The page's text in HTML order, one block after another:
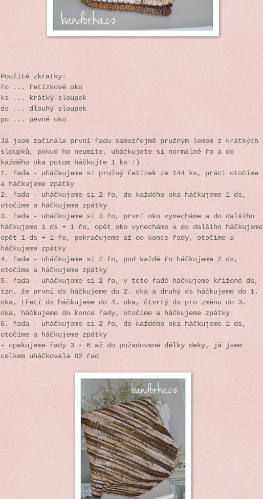
Použité zkratky:
řo ... řetízkové oko
ks ... krátký sloupek
ds ... dlouhý sloupek
po ... pevné oko
Já jsem začínala první řadu samozřejmě pružným lemem z krátkých
sloupků, pokud ho neumíte, uháčkujete si normálně řo a do
každého oka potom háčkujte 1 ks :)
1. řada - uháčkujeme si pružný řetízek ze 144 ks, práci otočíme
a háčkujeme zpátky
2. řada - uháčkujeme si 2 řo, do každého oka háčkujeme 1 ds,
otočíme a háčkujeme zpátky
3. řada - uháčkujeme si 3 řo, první oko vynecháme a do dalšího
háčkujeme 1 ds + 1 řo, opět oko vynecháme a do dalšího háčkujeme
opět 1 ds + 1 řo, pokračujeme až do konce řady, otočíme a
háčkujeme zpátky
4. řada - uháčkujeme si 2 řo, pod každé řo háčkujeme 2 ds,
otočíme a háčkujeme zpátky
5. řada - uháčkujeme si 2 řo, v této řadě háčkujeme křížené ds,
tzn. že první ds háčkujeme do 2. oka a druhý ds háčkujeme do 1.
oka, třetí ds háčkujeme do 4. oka, čtvrtý ds pro změnu do 3.
oka, háčkujeme do konce řady, otočíme a háčkujeme zpátky
6. řada - uháčkujeme si 2 řo, do každého oka háčkujeme 1 ds,
otočíme a háčkujeme zpátky
- opakujeme řady 3 - 6 až do požadované délky deky, já jsem
celkem uháčkovala 82 řad